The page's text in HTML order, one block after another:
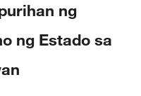
ng
ng Estado sa